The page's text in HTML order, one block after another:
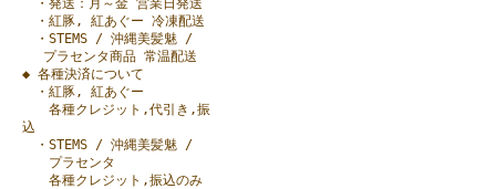
・紅豚, 紅あぐー 冷凍配送
・STEMS / 沖縄美髪魅 /
プラセンタ商品 常温配送
◆ 各種決済について
・紅豚, 紅あぐー
各種クレジット,代引き,振
込
・STEMS / 沖縄美髪魅 /
プラセンタ
各種クレジット,振込のみ